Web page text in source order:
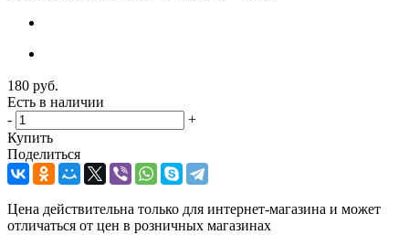
180 руб.
Есть в наличии
-
+
Купить
Поделиться
Цена действительна только для интернет-магазина и может
отличаться от цен в розничных магазинах